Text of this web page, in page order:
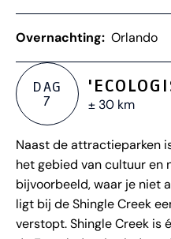
Overnachting: Orlando
DAG
7
± 30 km
Naast de attractieparken
het gebied van cultuur en
bijvoorbeeld, waar je niet
ligt bij de Shingle Creek
verstopt. Shingle Creek is